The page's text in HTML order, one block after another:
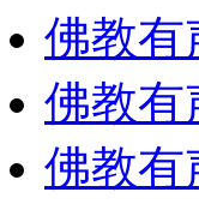
佛教有
佛教有
佛教有